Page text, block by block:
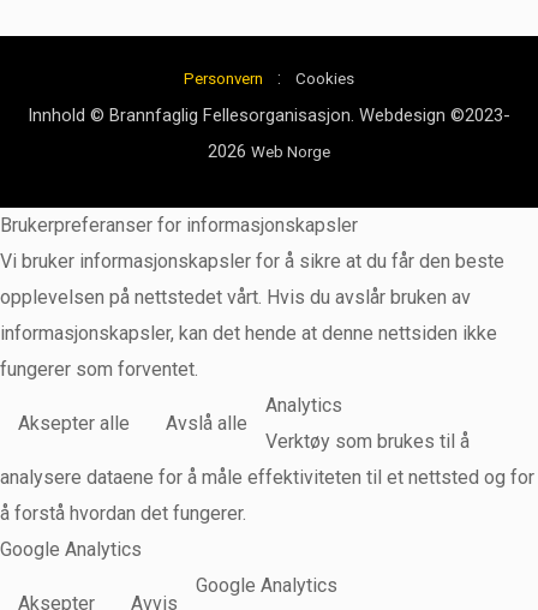
Personvern : Cookies
Innhold © Brannfaglig Fellesorganisasjon. Webdesign ©2023-
2026 Web Norge
Brukerpreferanser for informasjonskapsler
Vi bruker informasjonskapsler for å sikre at du får den beste
opplevelsen på nettstedet vårt. Hvis du avslår bruken av
informasjonskapsler, kan det hende at denne nettsiden ikke
fungerer som forventet.
Aksepter alle Avslå alle
Analytics
Verktøy som brukes til å
analysere dataene for å måle effektiviteten til et nettsted og for
å forstå hvordan det fungerer.
Google Analytics
Aksepter Avvis
Google Analytics